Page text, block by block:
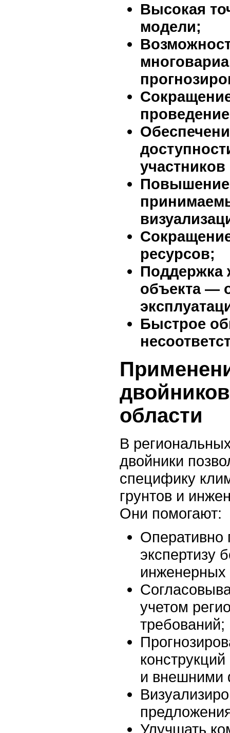
Высокая
модели;
Повышение
ресурсов;
Поддержка
объекта —
Быстрое
области
В
двойники
специфику
грунтов и
Они помогают:
Оперативно
экспертизу
инженерных
учетом
требований;
и внешними
Улучшать